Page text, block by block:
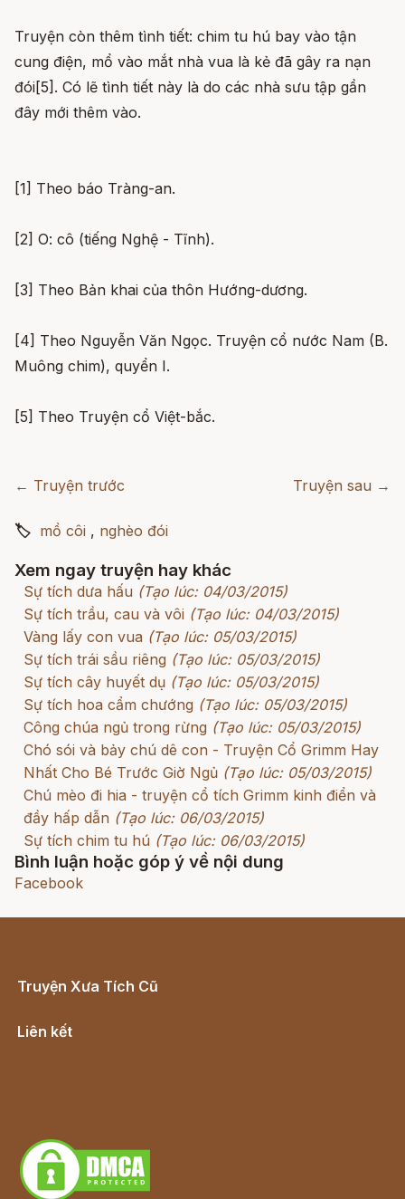
Truyện còn thêm tình tiết: chim tu hú bay vào tận
cung điện, mổ vào mắt nhà vua là kẻ đã gây ra nạn
đói[5]. Có lẽ tình tiết này là do các nhà sưu tập gần
đây mới thêm vào.
[1] Theo báo Tràng-an.
[2] O: cô (tiếng Nghệ - Tĩnh).
[3] Theo Bản khai của thôn Hướng-dương.
[4] Theo Nguyễn Văn Ngọc. Truyện cổ nước Nam (B.
Muông chim), quyển I.
[5] Theo Truyện cổ Việt-bắc.
← Truyện trước Truyện sau →
🏷 mồ côi , nghèo đói
Xem ngay truyện hay khác
Sự tích dưa hấu (Tạo lúc: 04/03/2015)
Sự tích trầu, cau và vôi (Tạo lúc: 04/03/2015)
Vàng lấy con vua (Tạo lúc: 05/03/2015)
Sự tích trái sầu riêng (Tạo lúc: 05/03/2015)
Sự tích cây huyết dụ (Tạo lúc: 05/03/2015)
Sự tích hoa cẩm chướng (Tạo lúc: 05/03/2015)
Công chúa ngủ trong rừng (Tạo lúc: 05/03/2015)
Chó sói và bảy chú dê con - Truyện Cổ Grimm Hay
Nhất Cho Bé Trước Giờ Ngủ (Tạo lúc: 05/03/2015)
Chú mèo đi hia - truyện cổ tích Grimm kinh điển và
đầy hấp dẫn (Tạo lúc: 06/03/2015)
Sự tích chim tu hú (Tạo lúc: 06/03/2015)
Bình luận hoặc góp ý về nội dung
Facebook
Truyện Xưa Tích Cũ
Liên kết